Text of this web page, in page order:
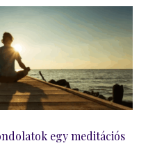
egy meditációs